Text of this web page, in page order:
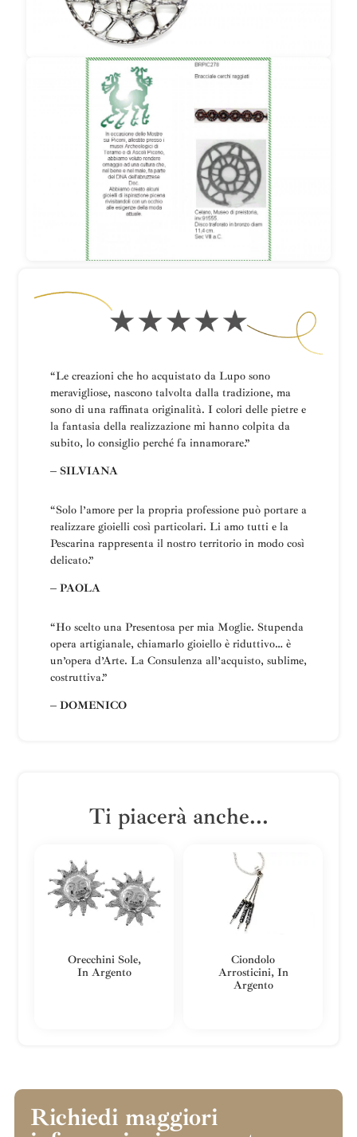
“Le creazioni che ho acquistato da Lupo sono
meravigliose, nascono talvolta dalla tradizione, ma
sono di una raffinata originalità. I colori delle pietre e
la fantasia della realizzazione mi hanno colpita da
subito, lo consiglio perché fa innamorare.”
– SILVIANA
“Solo l’amore per la propria professione può portare a
realizzare gioielli così particolari. Li amo tutti e la
Pescarina rappresenta il nostro territorio in modo così
delicato.”
– PAOLA
“Ho scelto una Presentosa per mia Moglie. Stupenda
opera artigianale, chiamarlo gioiello è riduttivo… è
un’opera d’Arte. La Consulenza all’acquisto, sublime,
costruttiva.”
– DOMENICO
Ti piacerà anche...
Orecchini Sole,
In Argento
Ciondolo
Arrosticini, In
Argento
Richiedi maggiori